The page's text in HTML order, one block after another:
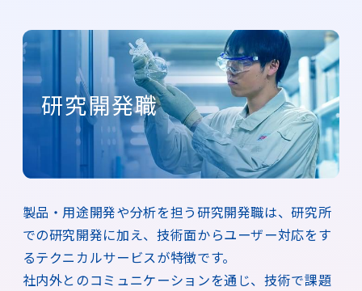
研究開発職
製品・用途開発や分析を担う研究開発職は、研究所
での研究開発に加え、技術面からユーザー対応をす
るテクニカルサービスが特徴です。
社内外とのコミュニケーションを通じ、技術で課題